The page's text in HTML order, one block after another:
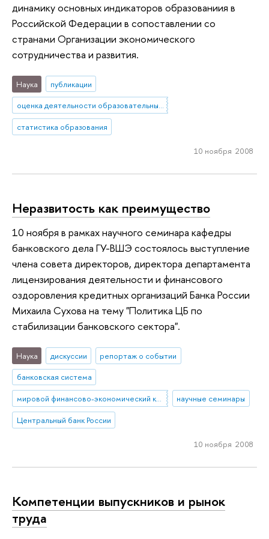
динамику основных индикаторов образованиия в
Российской Федерации в сопоставлении со
странами Организации экономического
сотрудничества и развития.
Наука
публикации
оценка деятельности образовательных учреждений
статистика образования
10 ноября 2008
Неразвитость как преимущество
10 ноября в рамках научного семинара кафедры
банковского дела ГУ-ВШЭ состоялось выступление
члена совета директоров, директора департамента
лицензирования деятельности и финансового
оздоровления кредитных организаций Банка России
Михаила Сухова на тему "Политика ЦБ по
стабилизации банковского сектора".
Наука дискуссии
репортаж о событии
банковская система
мировой финансово-экономический кризис
научные семинары
Центральный банк России
10 ноября 2008
Компетенции выпускников и рынок
труда